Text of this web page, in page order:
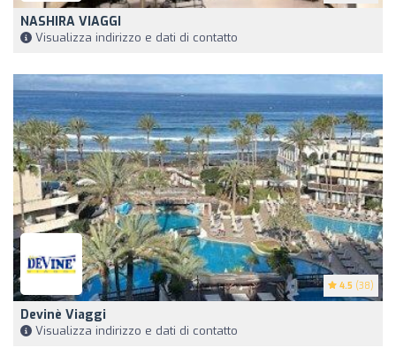
NASHIRA VIAGGI
Visualizza indirizzo e dati di contatto
4.5 (38)
Devinè Viaggi
Visualizza indirizzo e dati di contatto